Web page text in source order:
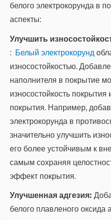
белого электрокорунда в
аспекты:
Улучшить
: Белый электрокорунд
износостойкостью.
наполнителя в покрытие
износостойкость
покрытия. Например,
электрокорунда в
значительно улучшить
его более устойчивым к
самым сохраняя
эффект покрытия.
Улучшенная адгезия:
белого плавленого